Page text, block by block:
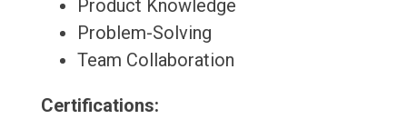
Product Knowledge
Problem-Solving
Team Collaboration
Certifications: